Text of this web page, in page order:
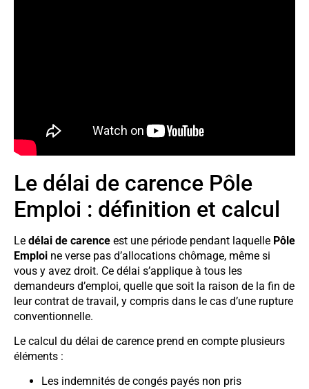
Le délai de carence Pôle
Emploi : définition et calcul
Le délai de carence est une période pendant laquelle Pôle
Emploi ne verse pas d’allocations chômage, même si
vous y avez droit. Ce délai s’applique à tous les
demandeurs d’emploi, quelle que soit la raison de la fin de
leur contrat de travail, y compris dans le cas d’une rupture
conventionnelle.
Le calcul du délai de carence prend en compte plusieurs
éléments :
Les indemnités de congés payés non pris